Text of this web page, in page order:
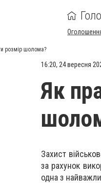
розмір шолома?
16:20, 24 вересня
Як
Захист
за рахунок
одна з